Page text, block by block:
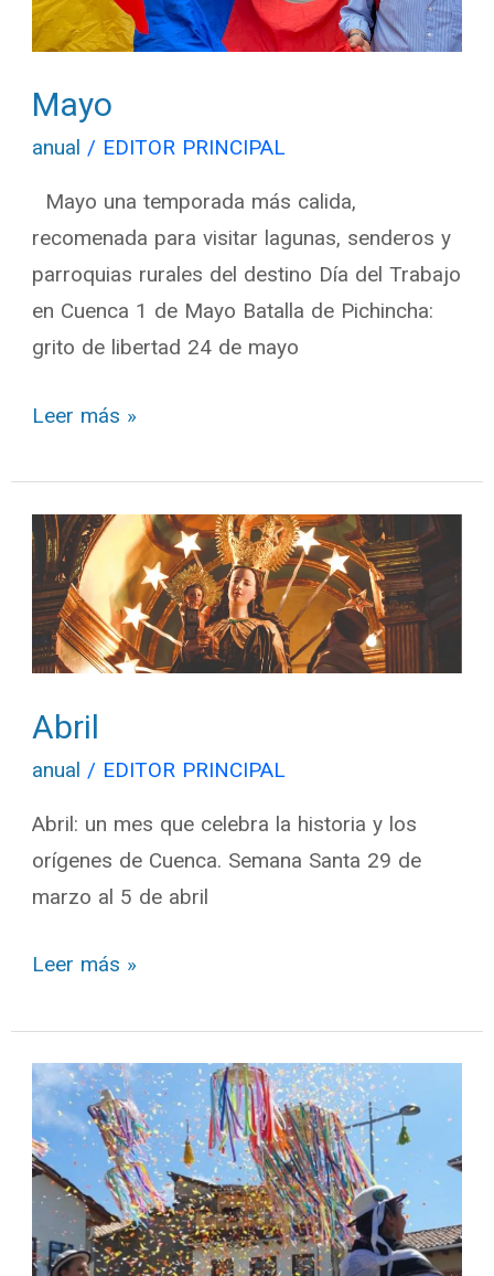
Mayo
anual / EDITOR PRINCIPAL
Mayo una temporada más calida,
recomenada para visitar lagunas, senderos y
parroquias rurales del destino Día del Trabajo
en Cuenca 1 de Mayo Batalla de Pichincha:
grito de libertad 24 de mayo
Leer más »
Abril
anual / EDITOR PRINCIPAL
Abril: un mes que celebra la historia y los
orígenes de Cuenca. Semana Santa 29 de
marzo al 5 de abril
Abril
Leer más »
Marzo